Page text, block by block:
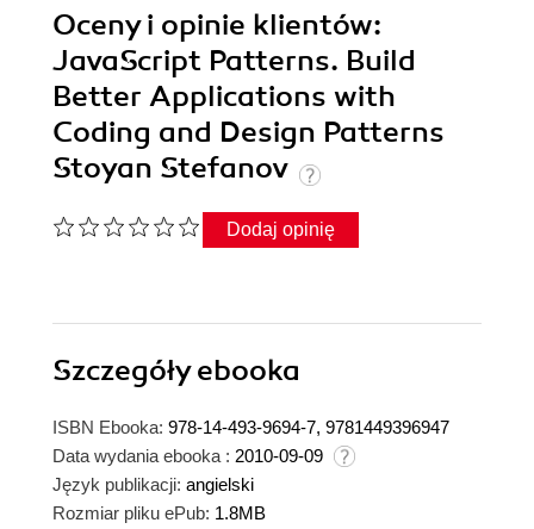
Oceny i opinie klientów:
JavaScript Patterns. Build
Better Applications with
Coding and Design Patterns
Stoyan Stefanov
Dodaj opinię
Szczegółyebooka
ISBN Ebooka: 978-14-493-9694-7, 9781449396947
Data wydania ebooka : 2010-09-09
Język publikacji: angielski
Rozmiar pliku ePub: 1.8MB